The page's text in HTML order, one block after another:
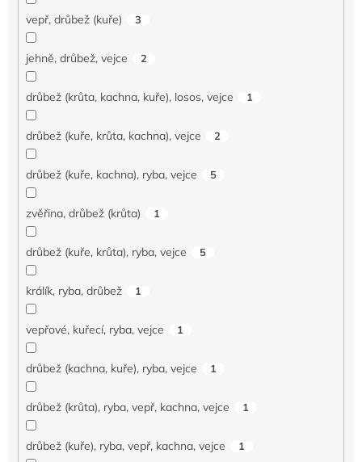
vepř, drůbež (kuře) 3
jehně, drůbež, vejce 2
drůbež (krůta, kachna, kuře), losos, vejce 1
drůbež (kuře, krůta, kachna), vejce 2
drůbež (kuře, kachna), ryba, vejce 5
zvěřina, drůbež (krůta) 1
drůbež (kuře, krůta), ryba, vejce 5
králík, ryba, drůbež 1
vepřové, kuřecí, ryba, vejce 1
drůbež (kachna, kuře), ryba, vejce 1
drůbež (krůta), ryba, vepř, kachna, vejce 1
drůbež (kuře), ryba, vepř, kachna, vejce 1